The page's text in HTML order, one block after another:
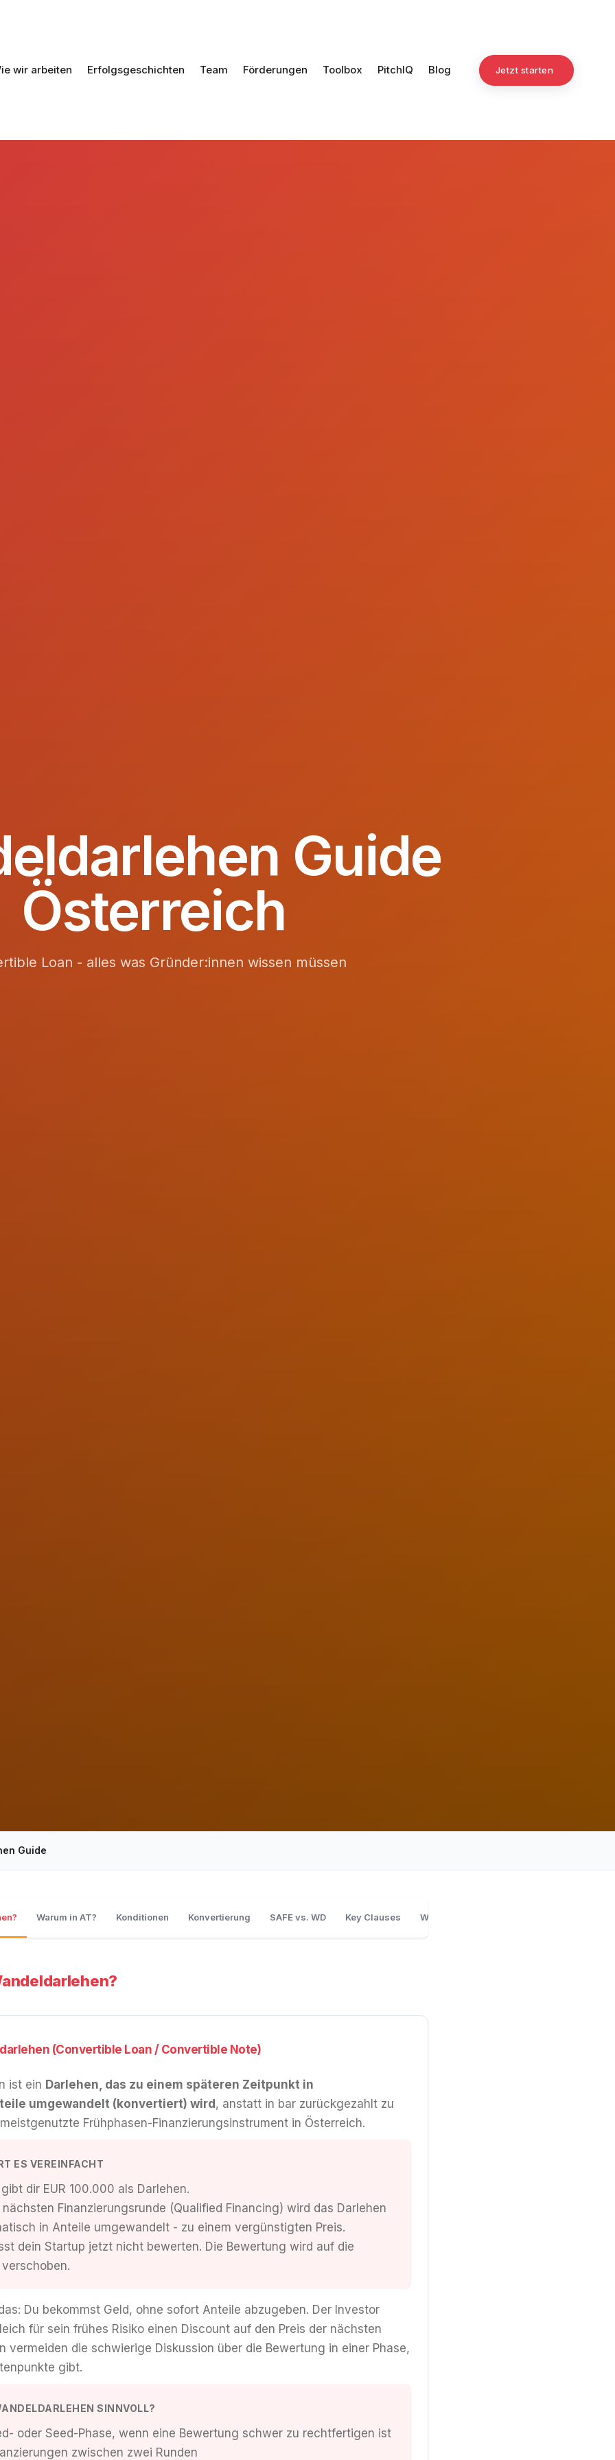
wir arbeiten Erfolgsgeschichten Team Förderungen Toolbox PitchIQ Blog Jetzt starten
Guide
Österreich
Loan - alles was Gründer:innen wissen müssen
Guide
Warum in AT? Konditionen Konvertierung SAFE vs. WD Key Clauses WD vs. Equity
(Convertible Loan / Convertible Note)
ist ein Darlehen, das zu einem späteren Zeitpunkt in
umgewandelt (konvertiert) wird , anstatt in bar zurückgezahlt zu
Frühphasen-Finanzierungsinstrument in Österreich.
ES VEREINFACHT
dir EUR 100.000 als Darlehen.
Finanzierungsrunde (Qualified Financing) wird das Darlehen
in Anteile umgewandelt - zu einem vergünstigten Preis.
dein Startup jetzt nicht bewerten. Die Bewertung wird auf die
Du bekommst Geld, ohne sofort Anteile abzugeben. Der Investor
für sein frühes Risiko einen Discount auf den Preis der nächsten
vermeiden die schwierige Diskussion über die Bewertung in einer Phase,
gibt.
SINNVOLL?
oder Seed-Phase, wenn eine Bewertung schwer zu rechtfertigen ist
zwischen zwei Runden